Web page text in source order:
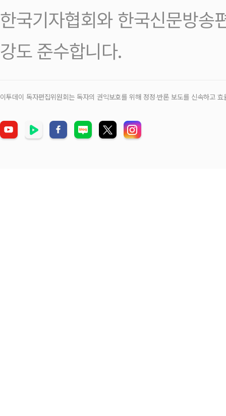
한국기자협회와 한국신문방송
강도 준수합니다.
이투데이 독자편집위원회는 독자의 권익보호를 위해 정정‧반론 보도를 신속하고